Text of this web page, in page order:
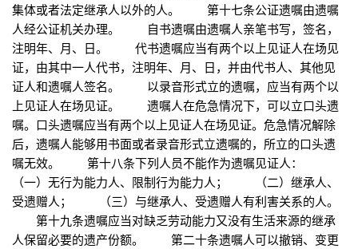
集体或者法定继承人以外的人。 第十七条公证遗嘱由遗嘱
人经公证机关办理。 自书遗嘱由遗嘱人亲笔书写，签名，
注明年、月、日。 代书遗嘱应当有两个以上见证人在场见
证，由其中一人代书，注明年、月、日，并由代书人、其他见
证人和遗嘱人签名。 以录音形式立的遗嘱，应当有两个以
上见证人在场见证。 遗嘱人在危急情况下，可以立口头遗
嘱。口头遗嘱应当有两个以上见证人在场见证。危急情况解除
后，遗嘱人能够用书面或者录音形式立遗嘱的，所立的口头遗
嘱无效。 第十八条下列人员不能作为遗嘱见证人：
（一）无行为能力人、限制行为能力人； （二）继承人、
受遗赠人； （三）与继承人、受遗赠人有利害关系的人。
第十九条遗嘱应当对缺乏劳动能力又没有生活来源的继承
人保留必要的遗产份额。 第二十条遗嘱人可以撤销、变更